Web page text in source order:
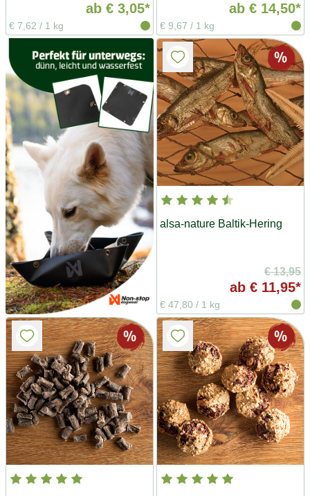
ab € 3,05*
€ 7,62 / 1 kg
ab € 14,50*
€ 9,67 / 1 kg
alsa-nature Baltik-Hering
€ 13,95
ab € 11,95*
€ 47,80 / 1 kg